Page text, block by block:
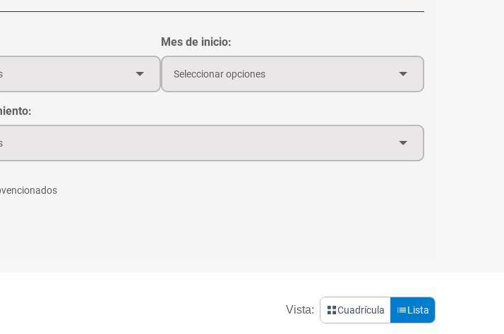
Mes de inicio:
Seleccionar opciones
Vista: Cuadrícula Lista